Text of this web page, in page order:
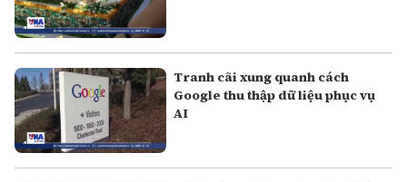
Tranh cãi xung quanh cách
Google thu thập dữ liệu phục vụ
AI